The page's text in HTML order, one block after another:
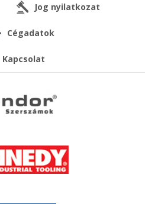
Jog nyilatkozat
Cégadatok
Kapcsolat